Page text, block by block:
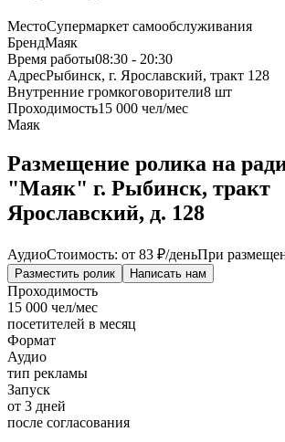
МестоСупермаркет самообслуживания
БрендМаяк
Время работы08:30 - 20:30
АдресРыбинск, г. Ярославский, тракт 128
Внутренние громкоговорители8 шт
Проходимость15 000 чел/мес
Маяк
Размещение ролика на
"Маяк" г. Рыбинск, тракт
Ярославский, д. 128
АудиоСтоимость: от 83 ₽/деньПри
Разместить ролик Написать нам
Проходимость
15 000 чел/мес
посетителей в месяц
Формат
Аудио
тип рекламы
Запуск
от 3 дней
после согласования